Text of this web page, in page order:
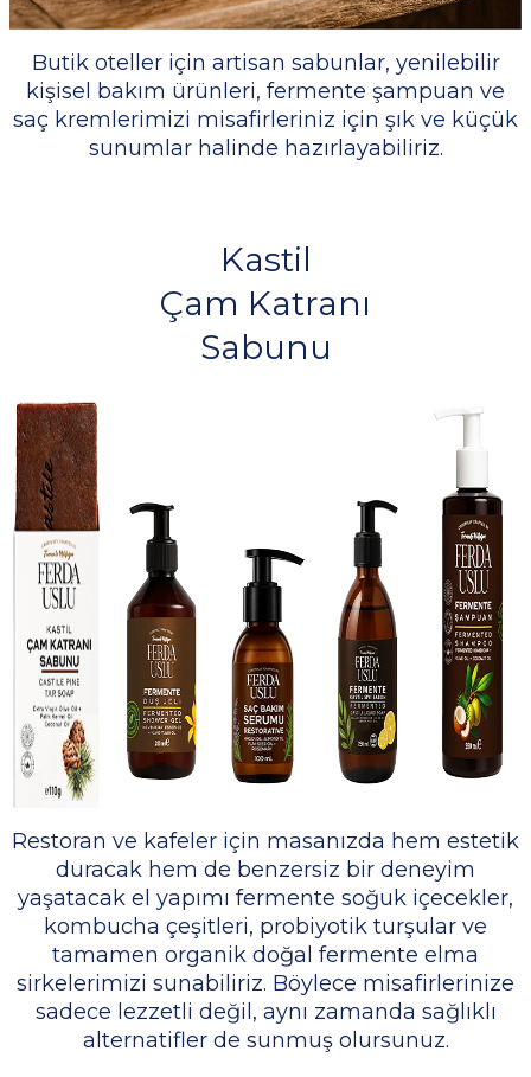
Butik oteller için artisan sabunlar, yenilebilir
kişisel bakım ürünleri, fermente şampuan ve
saç kremlerimizi misafirleriniz için şık ve küçük
sunumlar halinde hazırlayabiliriz.
Kastil
Çam Katranı
Sabunu
Restoran ve kafeler için masanızda hem estetik
duracak hem de benzersiz bir deneyim
yaşatacak el yapımı fermente soğuk içecekler,
kombucha çeşitleri, probiyotik turşular ve
tamamen organik doğal fermente elma
sirkelerimizi sunabiliriz. Böylece misafirlerinize
sadece lezzetli değil, aynı zamanda sağlıklı
alternatifler de sunmuş olursunuz.